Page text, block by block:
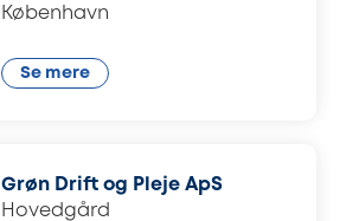
København
Se mere
Grøn Drift og Pleje ApS
Hovedgård